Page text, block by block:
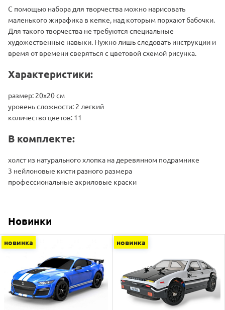
С помощью набора для творчества можно нарисовать
маленького жирафика в кепке, над которым порхают бабочки.
Для такого творчества не требуются специальные
художественные навыки. Нужно лишь следовать инструкции и
время от времени сверяться с цветовой схемой рисунка.
Характеристики:
размер: 20х20 см
уровень сложности: 2 легкий
количество цветов: 11
В комплекте:
холст из натурального хлопка на деревянном подрамнике
3 нейлоновые кисти разного размера
профессиональные акриловые краски
Новинки
новинка новинка